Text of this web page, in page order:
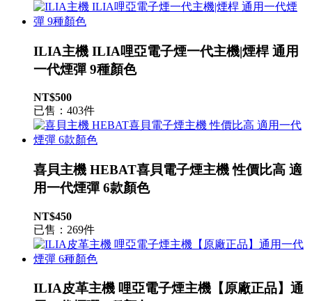
ILIA主機 ILIA哩亞電子煙一代主機|煙桿 通用
一代煙彈 9種顏色
NT$500
已售：403件
喜貝主機 HEBAT喜貝電子煙主機 性價比高 適
用一代煙彈 6款顏色
NT$450
已售：269件
ILIA皮革主機 哩亞電子煙主機【原廠正品】通